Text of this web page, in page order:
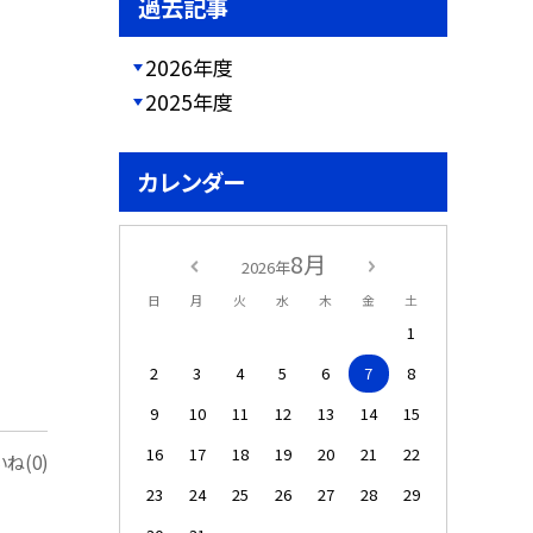
ね(0)
過去記事
2026年度
2025年度
カレンダー
2026年8月
日 月 火 水 木 金 土
1
2
3 4 5 6 7
8
9
10 11 12 13 14
15
16
17 18 19 20 21
22
23
24 25 26 27 28
29